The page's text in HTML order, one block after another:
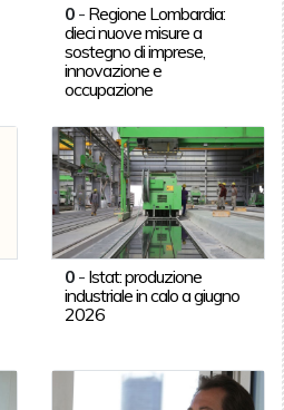
0 - Regione Lombardia:
dieci nuove misure a
sostegno di imprese,
innovazione e
occupazione
0 - Istat: produzione
industriale in calo a giugno
2026